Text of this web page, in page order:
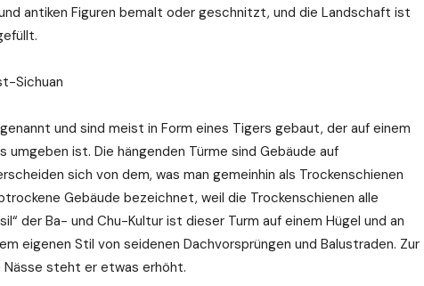
antiken Figuren bemalt oder geschnitzt, und die Landschaft ist
Sichuan
und sind meist in Form eines Tigers gebaut, der auf einem
umgeben ist. Die hängenden Türme sind Gebäude auf
sich von dem, was man gemeinhin als Trockenschienen
Gebäude bezeichnet, weil die Trockenschienen alle
der Ba- und Chu-Kultur ist dieser Turm auf einem Hügel und an
eigenen Stil von seidenen Dachvorsprüngen und Balustraden. Zur
steht er etwas erhöht.